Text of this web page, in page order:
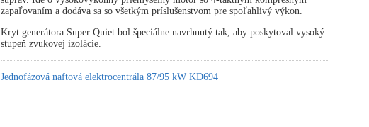
zapaľovaním a dodáva sa so všetkým príslušenstvom pre spoľahlivý výkon.
Kryt generátora Super Quiet bol špeciálne navrhnutý tak, aby poskytoval vysoký
stupeň zvukovej izolácie.
Jednofázová naftová elektrocentrála 87/95 kW KD694